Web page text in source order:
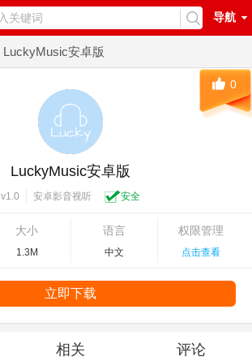
导航
LuckyMusic安卓版
LuckyMusic安卓版
v1.0 安卓影音视听 安全
大小
1.3M
语言
中文
权限管理
点击查看
0
立即下载
相关 评论